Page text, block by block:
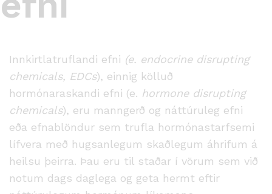
Innkirtlatruflandi efni (e. endocrine disrupting
chemicals, EDCs), einnig kölluð
hormónaraskandi efni (e. hormone disrupting
chemicals), eru manngerð og náttúruleg efni
eða efnablöndur sem trufla hormónastarfsemi
lífvera með hugsanlegum skaðlegum áhrifum á
heilsu þeirra. Þau eru til staðar í vörum sem við
notum dags daglega og geta hermt eftir